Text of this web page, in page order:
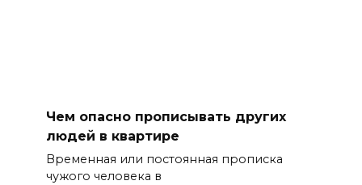
Чем опасно прописывать других
людей в квартире
Временная или постоянная прописка
чужого человека в